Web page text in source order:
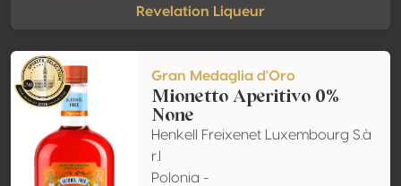
Revelation Liqueur
Gran Medaglia d'Oro
Mionetto Aperitivo 0%
None
Henkell Freixenet Luxembourg S.à
r.l
Polonia -